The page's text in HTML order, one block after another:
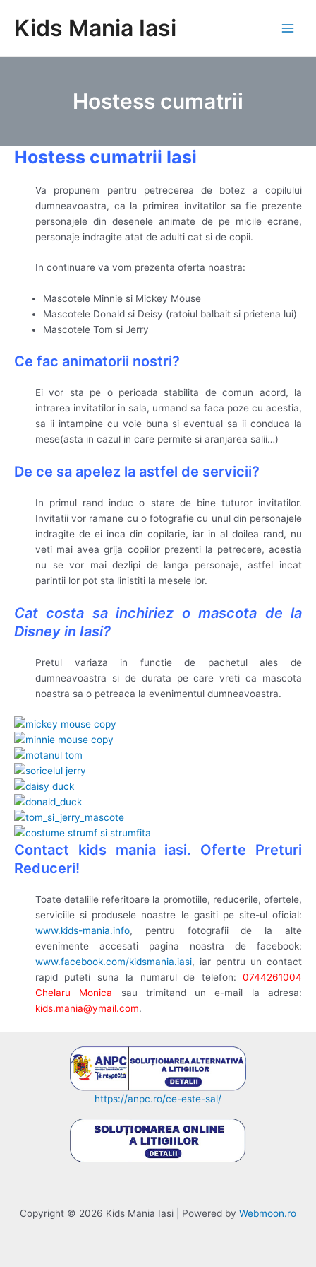
contentKids Mania Iasi
Hostess cumatrii
Hostess cumatrii Iasi
Va propunem pentru petrecerea de botez a copilului
dumneavoastra, ca la primirea invitatilor sa fie prezente
personajele din desenele animate de pe micile ecrane,
personaje indragite atat de adulti cat si de copii.
In continuare va vom prezenta oferta noastra:
Mascotele Minnie si Mickey Mouse
Mascotele Donald si Deisy (ratoiul balbait si prietena lui)
Mascotele Tom si Jerry
Ce fac animatorii nostri?
Ei vor sta pe o perioada stabilita de comun acord, la
intrarea invitatilor in sala, urmand sa faca poze cu acestia,
sa ii intampine cu voie buna si eventual sa ii conduca la
mese(asta in cazul in care permite si aranjarea salii…)
De ce sa apelez la astfel de servicii?
In primul rand induc o stare de bine tuturor invitatilor.
Invitatii vor ramane cu o fotografie cu unul din personajele
indragite de ei inca din copilarie, iar in al doilea rand, nu
veti mai avea grija copiilor prezenti la petrecere, acestia
nu se vor mai dezlipi de langa personaje, astfel incat
parintii lor pot sta linistiti la mesele lor.
Cat costa sa inchiriez o mascota de la
Disney in Iasi?
Pretul variaza in functie de pachetul ales de
dumneavoastra si de durata pe care vreti ca mascota
noastra sa o petreaca la evenimentul dumneavoastra.
Contact kids mania iasi. Oferte Preturi
Reduceri!
Toate detaliile referitoare la promotiile, reducerile, ofertele,
serviciile si produsele noastre le gasiti pe site-ul oficial:
www.kids-mania.info, pentru fotografii de la alte
evenimente accesati pagina noastra de facebook:
www.facebook.com/kidsmania.iasi, iar pentru un contact
rapid puteti suna la numarul de telefon: 0744261004
Chelaru Monica sau trimitand un e-mail la adresa:
kids.mania@ymail.com.
https://anpc.ro/ce-este-sal/
Copyright © 2026 Kids Mania Iasi | Powered by Webmoon.ro